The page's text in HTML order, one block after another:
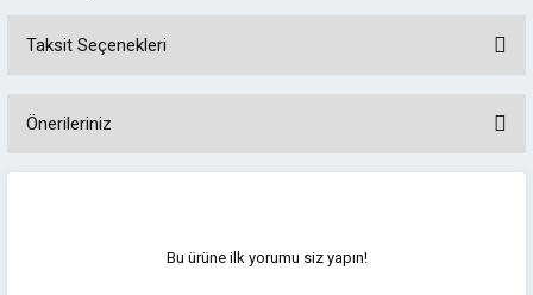
Taksit Seçenekleri
Önerileriniz
Görüş ve önerileriniz için teşekkür ederiz.
Bu ürüne ilk yorumu siz yapın!